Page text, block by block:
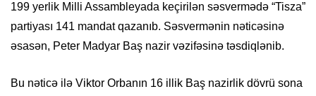
199 yerlik Milli Assambleyada keçirilən səsvermədə “Tisza”
partiyası 141 mandat qazanıb. Səsvermənin nəticəsinə
əsasən, Peter Madyar Baş nazir vəzifəsinə təsdiqlənib.
Bu nəticə ilə Viktor Orbanın 16 illik Baş nazirlik dövrü sona